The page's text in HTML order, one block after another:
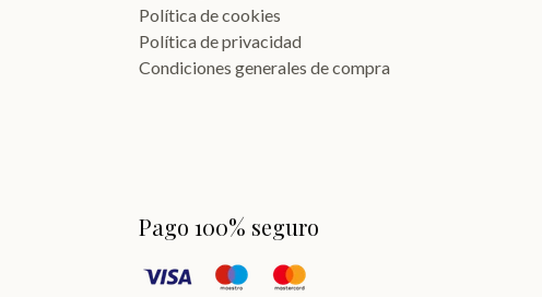
Política de cookies
Política de privacidad
Condiciones generales de compra
Pago 100% seguro